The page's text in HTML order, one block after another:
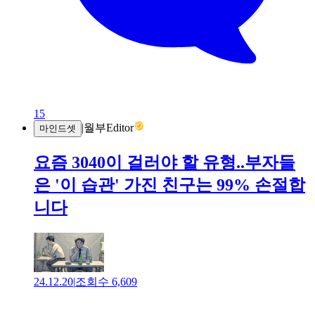
15
마인드셋 |월부Editor
요즘 3040이 걸러야 할 유형..부자들
은 '이 습관' 가진 친구는 99% 손절합
니다
24.12.20|조회수 6,609